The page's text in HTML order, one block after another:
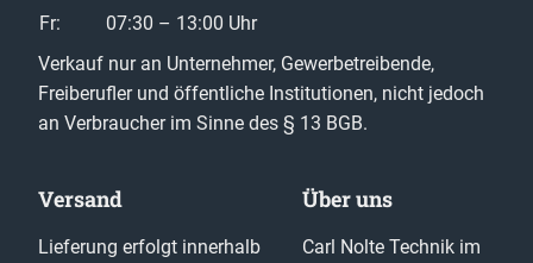
Fr:
07:30 – 13:00 Uhr
Verkauf nur an Unternehmer, Gewerbetreibende,
Freiberufler und öffentliche Institutionen, nicht jedoch
an Verbraucher im Sinne des § 13 BGB.
Versand
Lieferung erfolgt innerhalb
Über uns
Carl Nolte Technik im